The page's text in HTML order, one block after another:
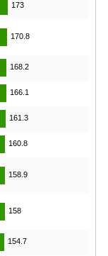
173
170.8
168.2
166.1
161.3
160.8
158.9
158
154.7